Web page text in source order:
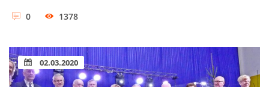
0 1378
02.03.2020